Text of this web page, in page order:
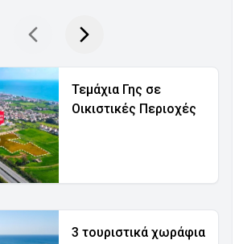
Τεμάχια Γης σε
Οικιστικές Περιοχές
3 τουριστικά χωράφια